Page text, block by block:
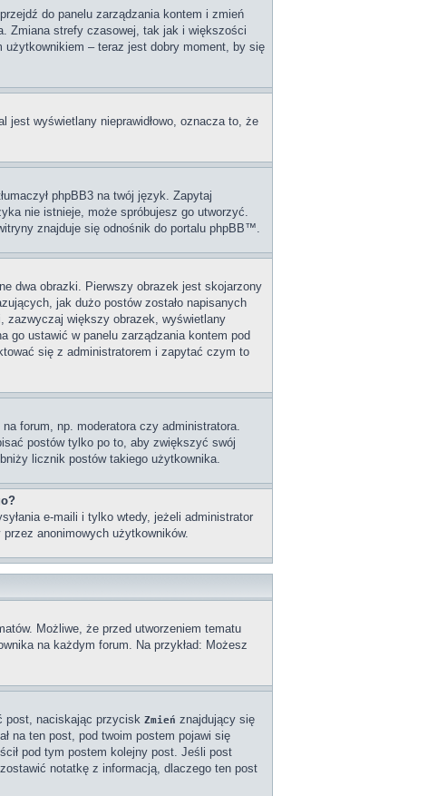
do panelu zarządzania kontem i zmień
Zmiana strefy czasowej, tak jak i większości
– teraz jest dobry moment, by się
jest wyświetlany nieprawidłowo, oznacza to, że
phpBB3 na twój język. Zapytaj
nie istnieje, może spróbujesz go utworzyć.
znajduje się odnośnik do portalu phpBB™.
dwa obrazki. Pierwszy obrazek jest skojarzony
jak dużo postów zostało napisanych
zazwyczaj większy obrazek, wyświetlany
go ustawić w panelu zarządzania kontem pod
się z administratorem i zapytać czym to
forum, np. moderatora czy administratora.
postów tylko po to, aby zwiększyć swój
licznik postów takiego użytkownika.
e-maili i tylko wtedy, jeżeli administrator
anonimowych użytkowników.
Możliwe, że przed utworzeniem tematu
na każdym forum. Na przykład: Możesz
post, naciskając przycisk Zmień znajdujący się
na ten post, pod twoim postem pojawi się
pod tym postem kolejny post. Jeśli post
notatkę z informacją, dlaczego ten post